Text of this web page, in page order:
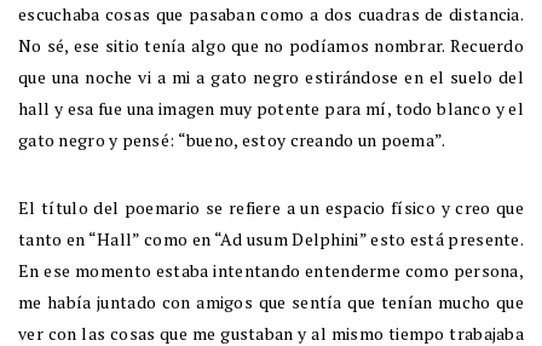
escuchaba cosas que pasaban como a dos cuadras de distancia.
No sé, ese sitio tenía algo que no podíamos nombrar. Recuerdo
que una noche vi a mi a gato negro estirándose en el suelo del
hall y esa fue una imagen muy potente para mí, todo blanco y el
gato negro y pensé: “bueno, estoy creando un poema”.
El título del poemario se refiere a un espacio físico y creo que
tanto en “Hall” como en “Ad usum Delphini” esto está presente.
En ese momento estaba intentando entenderme como persona,
me había juntado con amigos que sentía que tenían mucho que
ver con las cosas que me gustaban y al mismo tiempo trabajaba